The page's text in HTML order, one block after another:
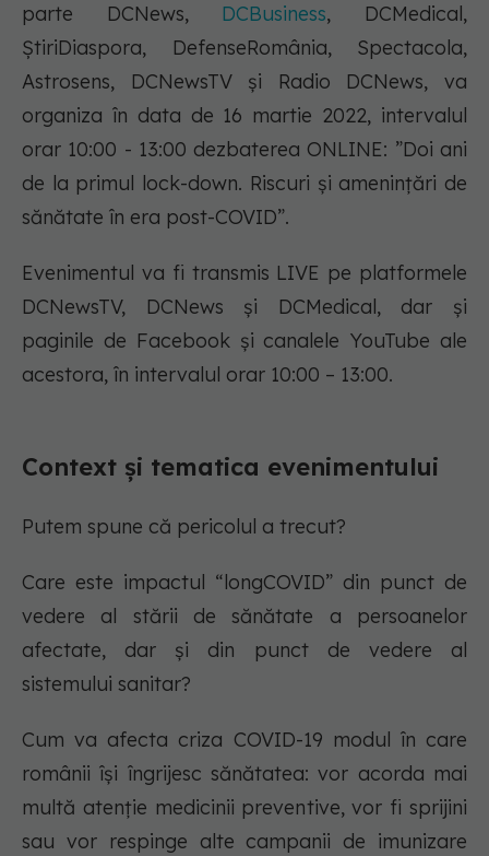
parte DCNews, DCBusiness, DCMedical,
ȘtiriDiaspora, DefenseRomânia, Spectacola,
Astrosens, DCNewsTV și Radio DCNews, va
organiza în data de 16 martie 2022, intervalul
orar 10:00 - 13:00 dezbaterea ONLINE: ”Doi ani
de la primul lock-down. Riscuri și amenințări de
sănătate în era post-COVID”.
Evenimentul va fi transmis LIVE pe platformele
DCNewsTV, DCNews și DCMedical, dar și
paginile de Facebook și canalele YouTube ale
acestora, în intervalul orar 10:00 – 13:00.
Context și tematica evenimentului
Putem spune că pericolul a trecut?
Care este impactul “longCOVID” din punct de
vedere al stării de sănătate a persoanelor
afectate, dar și din punct de vedere al
sistemului sanitar?
Cum va afecta criza COVID-19 modul în care
românii își îngrijesc sănătatea: vor acorda mai
multă atenție medicinii preventive, vor fi sprijini
sau vor respinge alte campanii de imunizare